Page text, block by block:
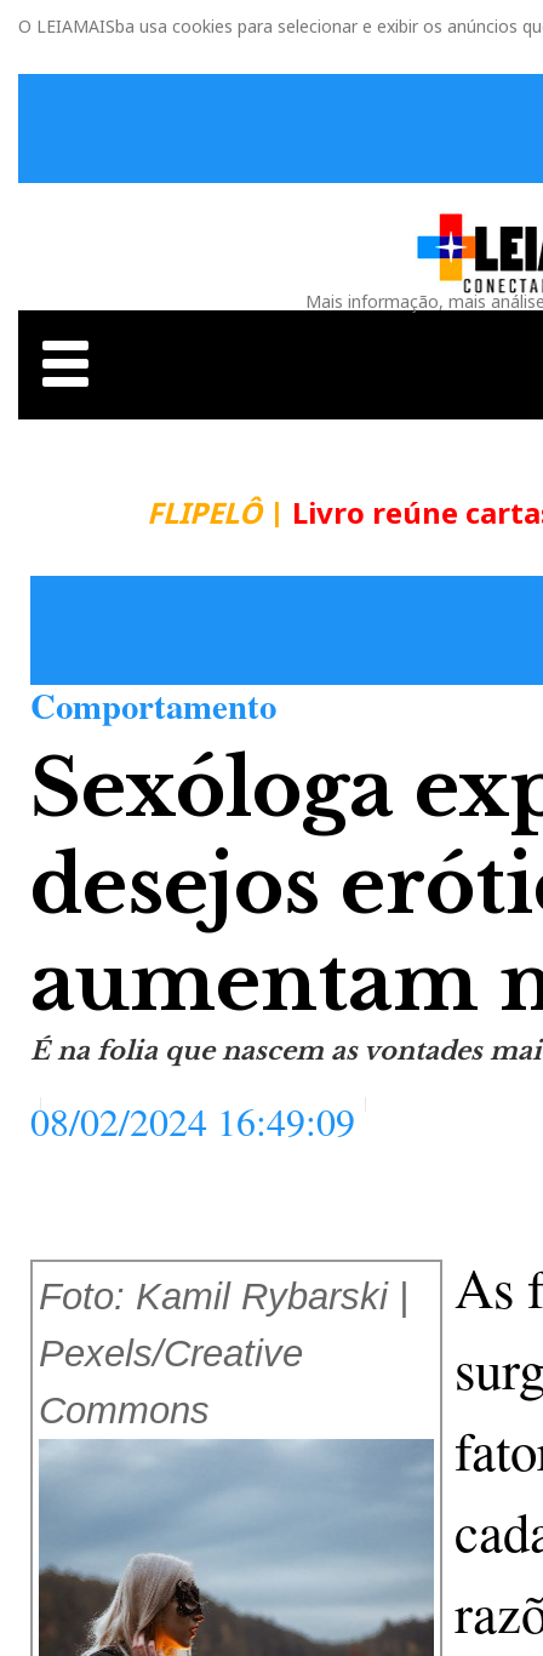
O LEIAMAISba usa cookies para selecionar e exibir os anúncios
Mais informação, mais
FLIPELÔ| Livro reúne
Comportamento
Sexóloga
desejos
aumentam
É na folia que nascem as vontades
08/02/2024 16:49:09
Foto: Kamil Rybarski |
Pexels/Creative
Commons
As